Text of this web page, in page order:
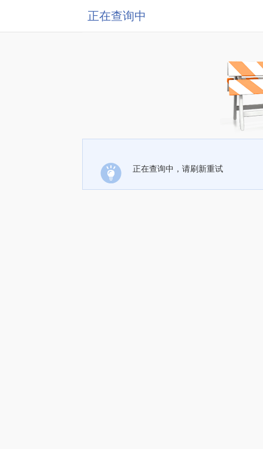
正在查询中
正在查询中，请刷新重试